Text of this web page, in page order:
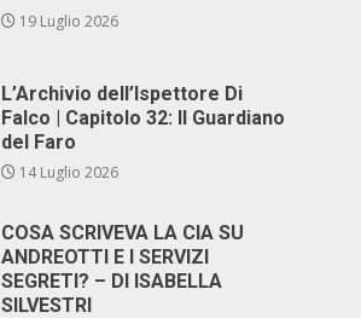
19 Luglio 2026
L’Archivio dell’Ispettore Di
Falco | Capitolo 32: Il Guardiano
del Faro
14 Luglio 2026
COSA SCRIVEVA LA CIA SU
ANDREOTTI E I SERVIZI
SEGRETI? – DI ISABELLA
SILVESTRI